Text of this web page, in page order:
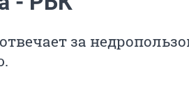
за